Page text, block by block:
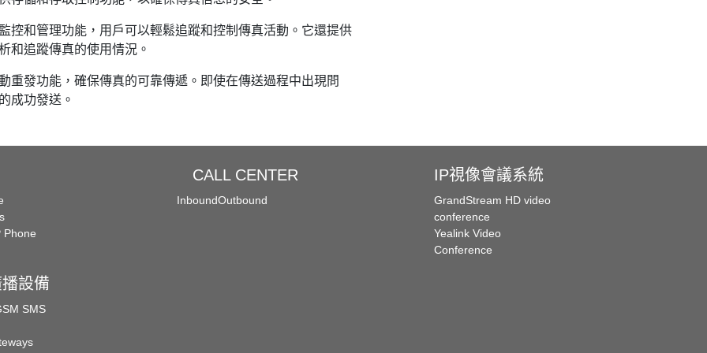
控和管理功能，用戶可以輕鬆追蹤和控制傳真活動。它還提供
和追蹤傳真的使用情況。
重發功能，確保傳真的可靠傳遞。即使在傳送過程中出現問
成功發送。
Phone
CALL CENTER
InboundOutbound
IP視像會議系統
GrandStream HD video
conference
Yealink Video
Conference
設備
SMS